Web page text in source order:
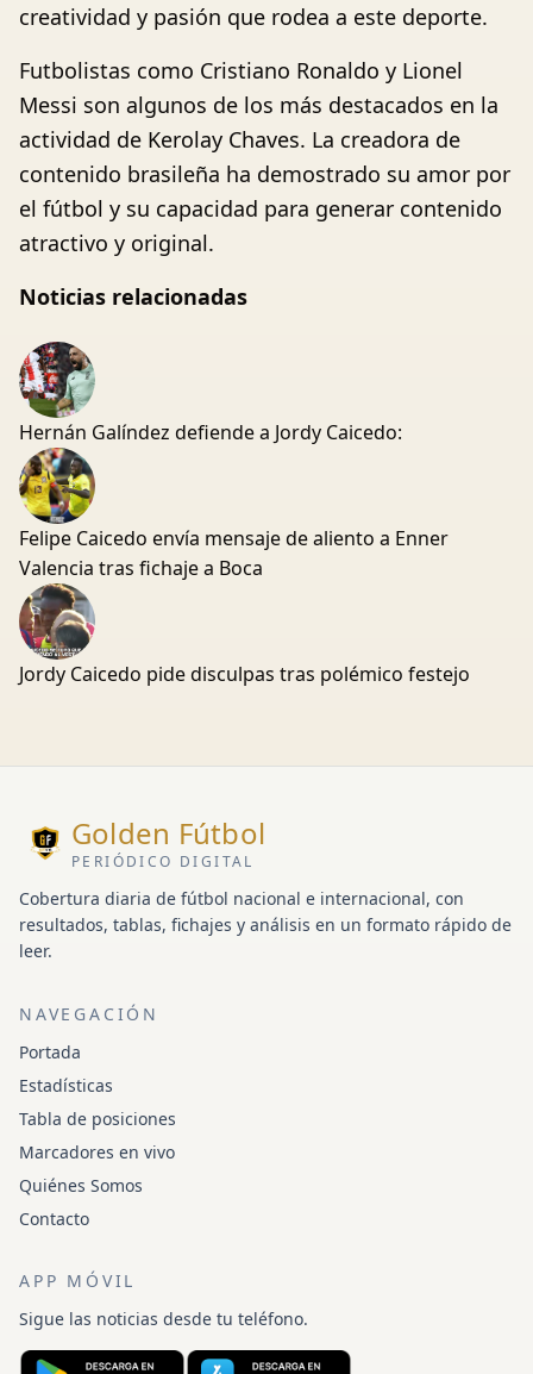
creatividad y pasión que rodea a este deporte.
Futbolistas como Cristiano Ronaldo y Lionel
Messi son algunos de los más destacados en la
actividad de Kerolay Chaves. La creadora de
contenido brasileña ha demostrado su amor por
el fútbol y su capacidad para generar contenido
atractivo y original.
Noticias relacionadas
Hernán Galíndez defiende a Jordy Caicedo:
Felipe Caicedo envía mensaje de aliento a Enner
Valencia tras fichaje a Boca
Jordy Caicedo pide disculpas tras polémico festejo
Golden Fútbol
PERIÓDICO DIGITAL
Cobertura diaria de fútbol nacional e internacional, con
resultados, tablas, fichajes y análisis en un formato rápido de
leer.
NAVEGACIÓN
Portada
Estadísticas
Tabla de posiciones
Marcadores en vivo
Quiénes Somos
Contacto
APP MÓVIL
Sigue las noticias desde tu teléfono.